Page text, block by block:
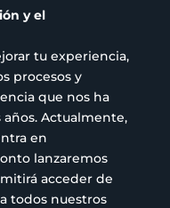
y el
tu experiencia,
procesos y
que nos ha
Actualmente,
en
lanzaremos
acceder de
todos nuestros